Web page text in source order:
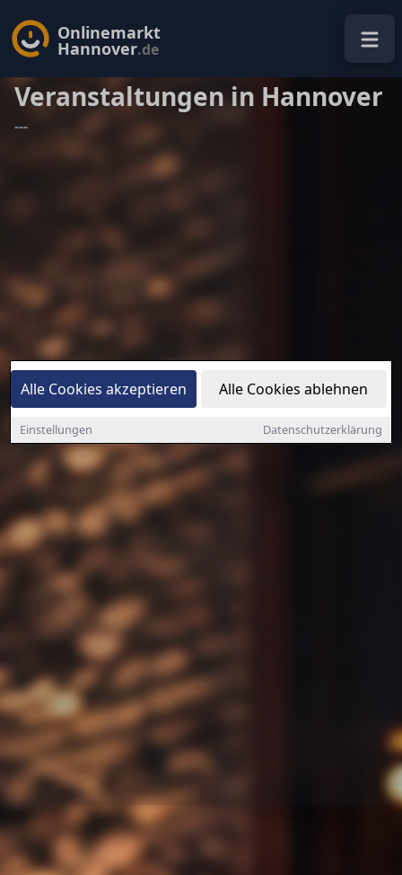
Alle Cookies akzeptieren Alle Cookies ablehnen
Einstellungen Datenschutzerklärung
Onlinemarkt
Hannover.de
Veranstaltungen in Hannover
---